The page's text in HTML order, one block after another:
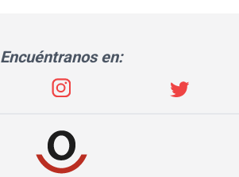
Encuéntranos en: